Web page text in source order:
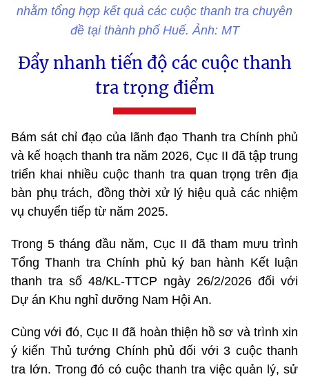
nhằm tổng hợp kết quả các cuộc thanh tra chuyên
đề tại thành phố Huế. Ảnh: MT
Đẩy nhanh tiến độ các cuộc thanh
tra trọng điểm
Bám sát chỉ đạo của lãnh đạo Thanh tra Chính phủ
và kế hoạch thanh tra năm 2026, Cục II đã tập trung
triển khai nhiều cuộc thanh tra quan trọng trên địa
bàn phụ trách, đồng thời xử lý hiệu quả các nhiệm
vụ chuyển tiếp từ năm 2025.
Trong 5 tháng đầu năm, Cục II đã tham mưu trình
Tổng Thanh tra Chính phủ ký ban hành Kết luận
thanh tra số 48/KL-TTCP ngày 26/2/2026 đối với
Dự án Khu nghỉ dưỡng Nam Hội An.
Cùng với đó, Cục II đã hoàn thiện hồ sơ và trình xin
ý kiến Thủ tướng Chính phủ đối với 3 cuộc thanh
tra lớn. Trong đó có cuộc thanh tra việc quản lý, sử